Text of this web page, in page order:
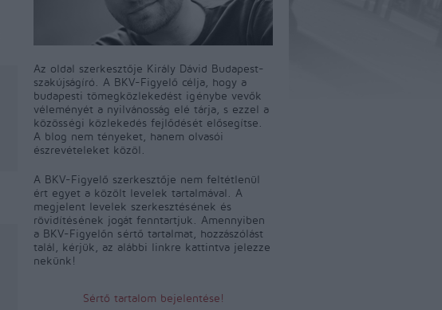
Az oldal szerkesztője Király Dávid Budapest-
szakújságíró. A BKV-Figyelő célja, hogy a
budapesti tömegközlekedést igénybe vevők
véleményét a nyilvánosság elé tárja, s ezzel a
közösségi közlekedés fejlődését elősegítse.
A blog nem tényeket, hanem olvasói
észrevételeket közöl.
A BKV-Figyelő szerkesztője nem feltétlenül
ért egyet a közölt levelek tartalmával. A
megjelent levelek szerkesztésének és
rövidítésének jogát fenntartjuk. Amennyiben
a BKV-Figyelőn sértő tartalmat, hozzászólást
talál, kérjük, az alábbi linkre kattintva jelezze
nekünk!
Sértő tartalom bejelentése!